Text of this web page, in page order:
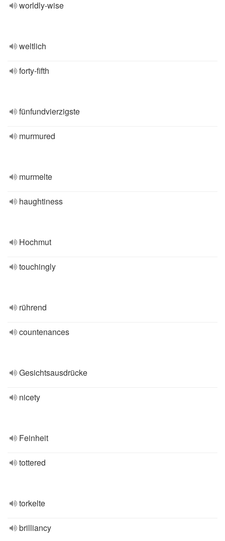
worldly-wise
weltlich
forty-fifth
fünfundvierzigste
murmured
murmelte
haughtiness
Hochmut
touchingly
rührend
countenances
Gesichtsausdrücke
nicety
Feinheit
tottered
torkelte
brilliancy